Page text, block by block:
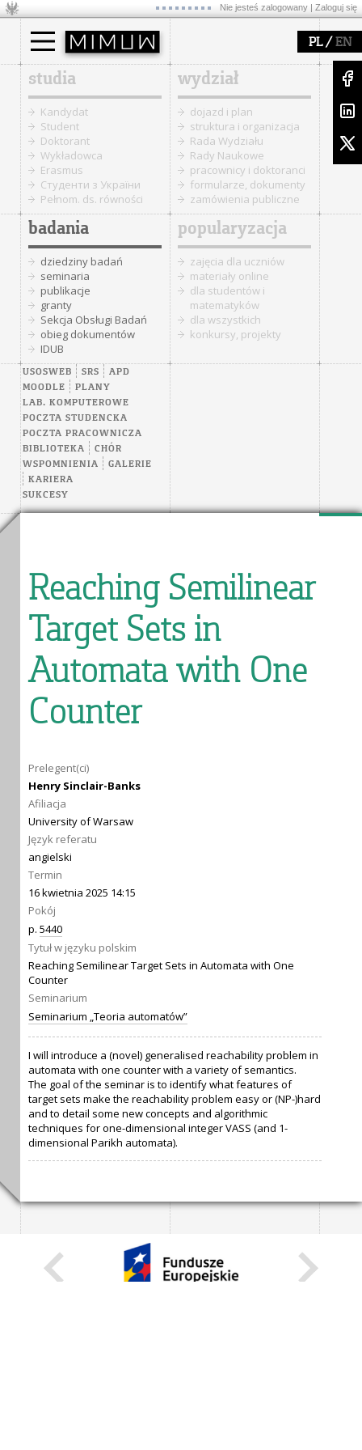
Nie jesteś zalogowany | Zaloguj się
PL/ EN
studia
Kandydat
Student
Doktorant
Wykładowca
Erasmus
Cтуденти з України
Pełnom. ds. równości
wydział
dojazd i plan
struktura i organizacja
Rada Wydziału
Rady Naukowe
pracownicy i doktoranci
formularze, dokumenty
zamówienia publiczne
badania
dziedziny badań
seminaria
publikacje
granty
Sekcja Obsługi Badań
obieg dokumentów
IDUB
popularyzacja
zajęcia dla uczniów
materiały online
dla studentów i
matematyków
dla wszystkich
konkursy, projekty
USOSWEB SRS
APD
MOODLE
PLANY
LAB. KOMPUTEROWE
POCZTA STUDENCKA
POCZTA PRACOWNICZA
BIBLIOTEKA
CHÓR
WSPOMNIENIA
GALERIE
KARIERA
SUKCESY
Reaching Semilinear
Target Sets in
Automata with One
Counter
Prelegent(ci)
Henry Sinclair-Banks
Afiliacja
University of Warsaw
Język referatu
angielski
Termin
16 kwietnia 2025 14:15
Pokój
p. 5440
Tytuł w języku polskim
Reaching Semilinear Target Sets in Automata with One
Counter
Seminarium
Seminarium „Teoria automatów”
I will introduce a (novel) generalised reachability problem in
automata with one counter with a variety of semantics.
The goal of the seminar is to identify what features of
target sets make the reachability problem easy or (NP-)hard
and to detail some new concepts and algorithmic
techniques for one-dimensional integer VASS (and 1-
dimensional Parikh automata).